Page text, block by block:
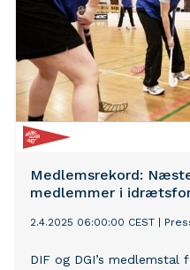
Medlemsrekord:
medlemmer i
2.4.2025 06:00:00 CEST
DIF og DGI’s medlemstal